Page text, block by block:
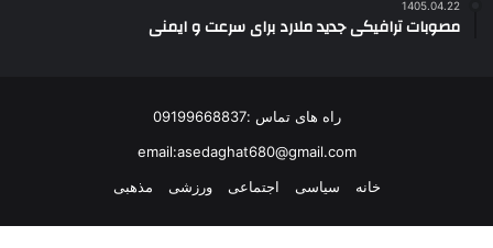
1405.04.22
مصوبات ترافیکی جدید ملارد برای سرعت و ایمنی
راه های تماس :09199668837
email:asedaghat680@gmail.com
خانه
سیاسی اجتماعی ورزشی مذهبی